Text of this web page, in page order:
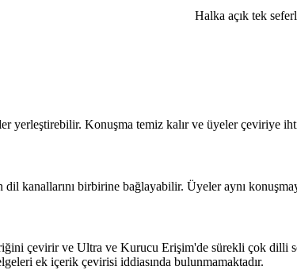
Halka açık tek
Konuşma temiz kalır ve üyeler çeviriye
kanallarını birbirine bağlayabilir. Üyeler aynı
çevirir ve Ultra ve Kurucu Erişim'de sürekli çok dilli
ek içerik çevirisi iddiasında bulunmamaktadır.